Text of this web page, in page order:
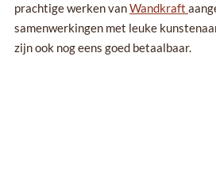
prachtige werken vanWandkraft
samenwerkingen met leuke
zijn ook nog eens goed betaalbaar.